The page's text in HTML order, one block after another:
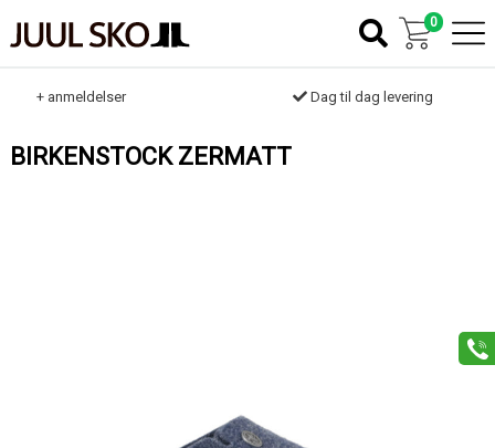
BIRKENSTOCK ZERMATT
0
+ anmeldelser Dag til dag levering